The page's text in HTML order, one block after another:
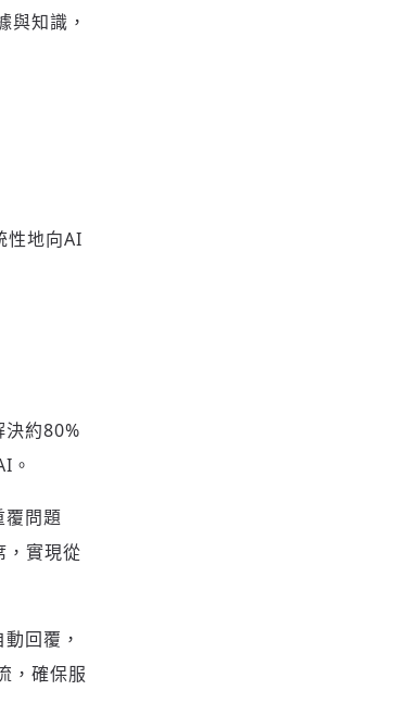
與知識，
性地向AI
約80%
。
覆問題
，實現從
回覆，
，確保服